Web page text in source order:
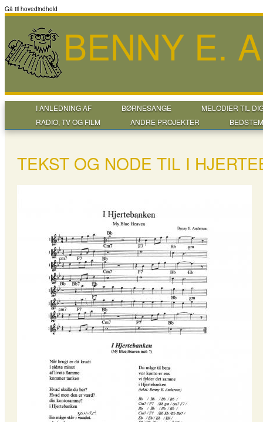
Gå til hovedindhold
BENNY E.
I ANLEDNING AF BØRNESANGE
MELODIER TIL
RADIO, TV OG FILM
ANDRE PROJEKTER
TEKST OG NODE TIL I